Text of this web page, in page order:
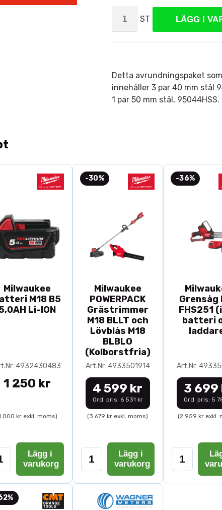
ST LÄGG I
Detta avrundningspaket
innehåller 3 par 40 mm stål
1 par 50 mm stål, 95044HSS.
Milwaukee
M18 B5
Li-ION
4932430483
1 250 kr
000 kr exkl. moms)
Lägg i
varukorg
-30%
Milwaukee
POWERPACK
Grästrimmer
M18 BLLT och
Lövblås M18
BLBLO
(Kolborstfria)
Art.Nr: 4933501914
4 599 kr
Ord. pris: 6 531 kr
(3 679 kr exkl. moms)
Lägg i
varukorg
-36%
Grensåg
FHS251
batteri
Art.Nr:
3 699
Ord. pris: 5
(2 959 kr exkl.